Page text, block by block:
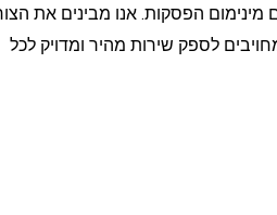
הפסקות. אנו מבינים את הצורך
לספק שירות מהיר ומדויק לכל